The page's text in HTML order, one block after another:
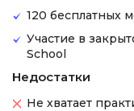
120 бесплатных
Участие в
School
Недостатки
Не хватает